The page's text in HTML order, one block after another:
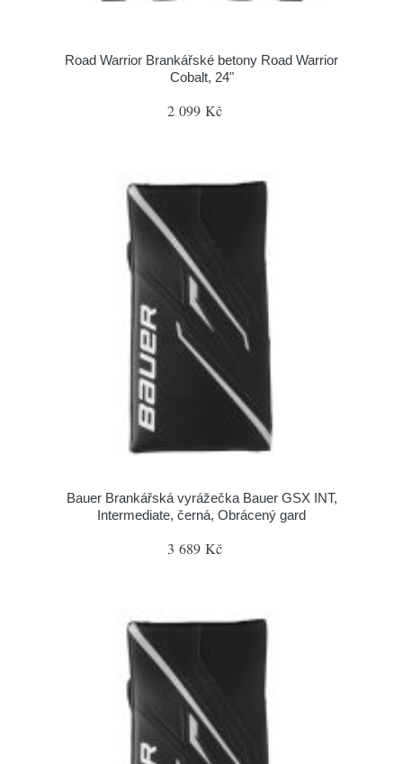
Road Warrior Brankářské betony Road Warrior
Cobalt, 24"
2 099 Kč
Bauer Brankářská vyrážečka Bauer GSX INT,
Intermediate, černá, Obrácený gard
3 689 Kč